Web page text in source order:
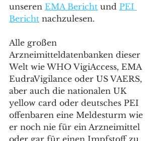
unseren EMA Bericht und PEI
Bericht nachzulesen.
Alle großen
Arzneimitteldatenbanken dieser
Welt wie WHO VigiAccess, EMA
EudraVigilance oder US VAERS,
aber auch die nationalen UK
yellow card oder deutsches PEI
offenbaren eine Meldesturm wie
er noch nie für ein Arzneimittel
oder gar für einen Impfstoff zu